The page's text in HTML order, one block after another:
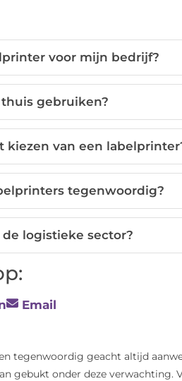
voor mijn bedrijf?
gebruiken?
kiezen van een
tegenwoordig?
logistieke sector?
Email
tegenwoordig geacht altijd
gebukt onder deze verwachting.